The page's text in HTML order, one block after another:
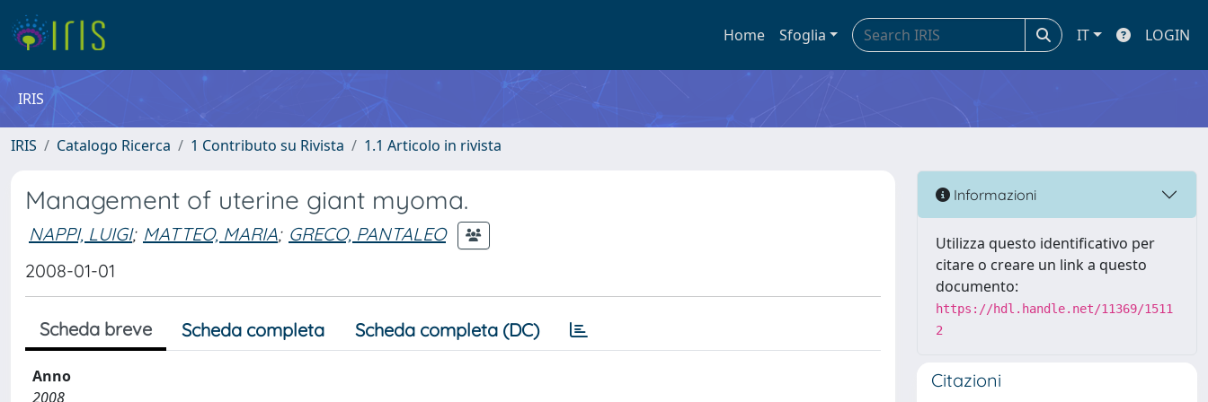
Home Sfoglia IT LOGIN
IRIS
IRIS Catalogo Ricerca 1 Contributo su Rivista 1.1 Articolo in rivista
Management of uterine giant myoma.
NAPPI, LUIGI; MATTEO, MARIA; GRECO, PANTALEO
2008-01-01
Scheda breve Scheda completa Scheda completa (DC)
Anno
2008
Informazioni
Utilizza questo identificativo per
citare o creare un link a questo
documento:
https://hdl.handle.net/11369/1511
2
Citazioni